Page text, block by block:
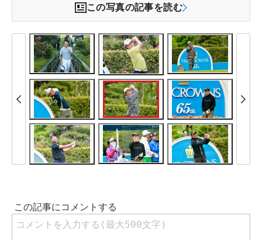
この写真の記事を読む